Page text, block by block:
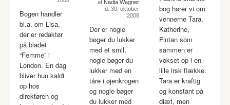
Bogen handler
bl.a. om Lisa,
der er redaktør
på bladet
“Femme” i
London. En dag
bliver hun kaldt
op hos
direktøren og
af Nadia Wagner
d. 30. oktober
2008
Der er nogle
bøger du lukker
med et smil,
nogle bøger du
lukker med en
tåre i øjenkrogen
og nogle bøger
du lukker med
bog hører vi om
vennerne Tara,
Katherine,
Fintan som
sammen er
vokset op i en
lille irsk flække.
Tara er kraftig
og konstant på
diæt, men